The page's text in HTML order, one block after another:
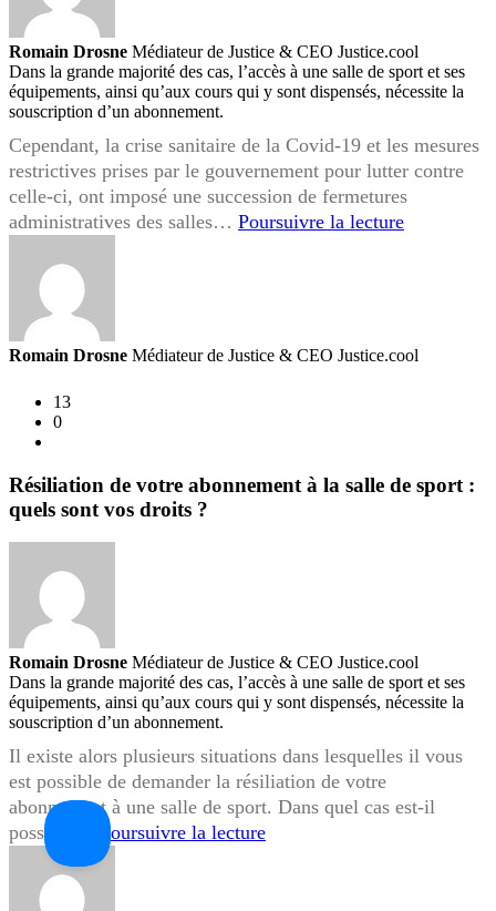
Romain Drosne Médiateur de Justice & CEO Justice.cool
Dans la grande majorité des cas, l’accès à une salle de sport et ses
équipements, ainsi qu’aux cours qui y sont dispensés, nécessite la
souscription d’un abonnement.
Cependant, la crise sanitaire de la Covid-19 et les mesures
restrictives prises par le gouvernement pour lutter contre
celle-ci, ont imposé une succession de fermetures
administratives des salles… Poursuivre la lectureCovid-
salle
vos
Romain Drosne Médiateur de Justice & CEO Justice.cool
13
0
Résiliation de votre abonnement à la salle de sport :
quels sont vos droits ?
Romain Drosne Médiateur de Justice & CEO Justice.cool
Dans la grande majorité des cas, l’accès à une salle de sport et ses
équipements, ainsi qu’aux cours qui y sont dispensés, nécessite la
souscription d’un abonnement.
Il existe alors plusieurs situations dans lesquelles il vous
est possible de demander la résiliation de votre
abonnement à une salle de sport. Dans quel cas est-il
possible…
Poursuivre la lectureRésiliation